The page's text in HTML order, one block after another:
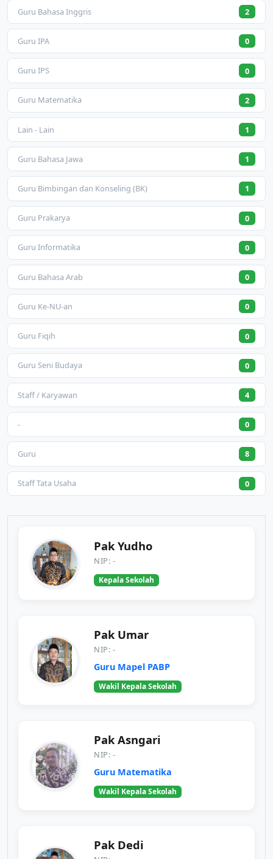
Guru Bahasa Inggris 2
Guru IPA 0
Guru IPS 0
Guru Matematika 2
Lain - Lain 1
Guru Bahasa Jawa 1
Guru Bimbingan dan Konseling (BK) 1
Guru Prakarya 0
Guru Informatika 0
Guru Bahasa Arab 0
Guru Ke-NU-an 0
Guru Fiqih 0
Guru Seni Budaya 0
Staff / Karyawan 4
- 0
Guru 8
Staff Tata Usaha 0
Pak Yudho
NIP: -
Kepala Sekolah
Pak Umar
NIP: -
Guru Mapel PABP
Wakil Kepala Sekolah
Pak Asngari
NIP: -
Guru Matematika
Wakil Kepala Sekolah
Pak Dedi